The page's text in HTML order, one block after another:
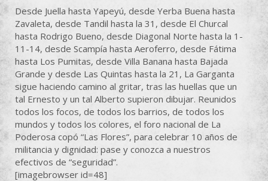
Desde Juella hasta Yapeyú, desde Yerba Buena hasta
Zavaleta, desde Tandil hasta la 31, desde El Churcal
hasta Rodrigo Bueno, desde Diagonal Norte hasta la 1-
11-14, desde Scampía hasta Aeroferro, desde Fátima
hasta Los Pumitas, desde Villa Banana hasta Bajada
Grande y desde Las Quintas hasta la 21, La Garganta
sigue haciendo camino al gritar, tras las huellas que un
tal Ernesto y un tal Alberto supieron dibujar. Reunidos
todos los focos, de todos los barrios, de todos los
mundos y todos los colores, el foro nacional de La
Poderosa copó “Las Flores”, para celebrar 10 años de
militancia y dignidad: pase y conozca a nuestros
efectivos de “seguridad”.
[imagebrowser id=48]